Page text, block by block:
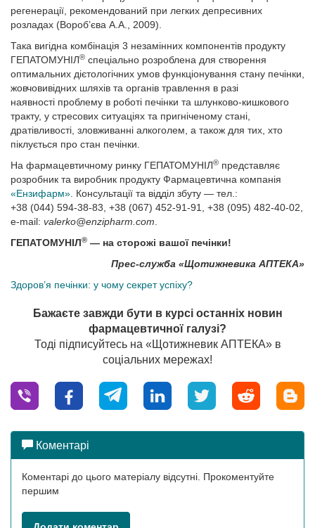
регенерації, рекомендований при легких депресивних
розладах (Вороб’єва А.А., 2009).
Така вигідна комбінація 3 незамінних компонентів продукту
ГЕПАТОМУНІЛ® спеціально розроблена для створення
оптимальних дієтологічних умов функціонування стану печінки,
жовчовивідних шляхів та органів травлення в разі
наявності проблему в роботі печінки та шлунково-кишкового
тракту, у стресових ситуаціях та пригніченому стані,
дратівливості, зловживанні алкоголем, а також для тих, хто
піклується про стан печінки.
На фармацевтичному ринку ГЕПАТОМУНІЛ® представляє
розробник та виробник продукту Фармацевтична компанія
«Ензифарм» . Консультації та відділ збуту — тел.:
+38 (044) 594-38-83, +38 (067) 452-91-91, +38 (095) 482-40-02,
e-mail: valerko@enzipharm.com
ГЕПАТОМУНІЛ® — на сторожі вашої печінки!
Прес-служба «Щотижневика АПТЕКА»
Здоров’я печінки: у чому секрет успіху?
Бажаєте завжди бути в курсі останніх новин
фармацевтичної галузі?
Тоді підписуйтесь на «Щотижневик АПТЕКА» в
соціальних мережах!
Коментарі
Коментарі до цього матеріалу відсутні. Прокоментуйте
першим